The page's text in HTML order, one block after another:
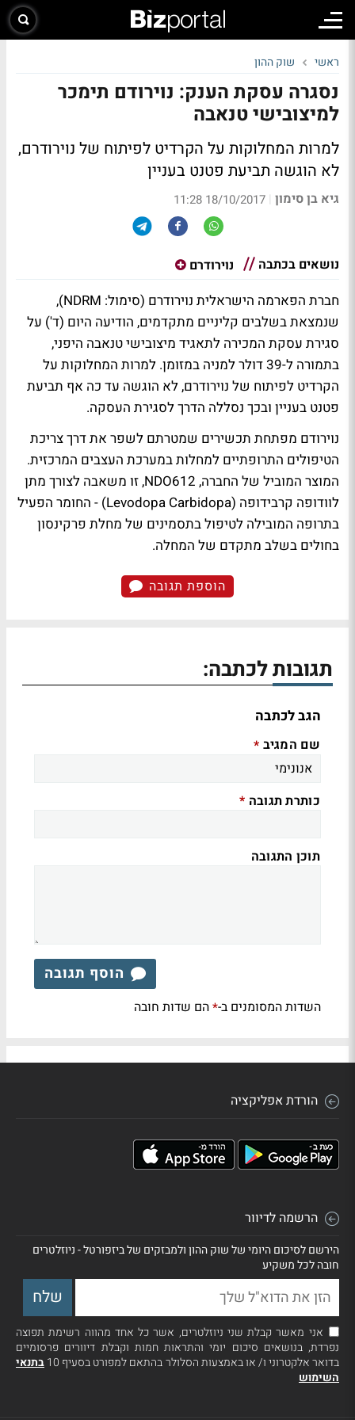
ראשי שוק ההון
נסגרה עסקת הענק: נוירודם תימכר
למיצובישי טנאבה
למרות המחלוקות על הקרדיט לפיתוח של נוירודרם,
לא הוגשה תביעת פטנט בעניין
גיא בן סימון |
18/10/2017 11:28
נושאים בכתבה נוירודרם
חברת הפארמה הישראלית נוירודרם (סימול: NDRM),
שנמצאת בשלבים קליניים מתקדמים, הודיעה היום (ד') על
סגירת עסקת המכירה לתאגיד מיצובישי טנאבה היפני,
בתמורה ל-39 דולר למניה במזומן. למרות המחלוקות על
הקרדיט לפיתוח של נוירודרם, לא הוגשה עד כה אף תביעת
פטנט בעניין ובכך נסללה הדרך לסגירת העסקה.
נוירודם מפתחת תכשירים שמטרתם לשפר את דרך צריכת
הטיפולים התרופתיים למחלות במערכת העצבים המרכזית.
המוצר המוביל של החברה, NDO612, זו משאבה לצורך מתן
לוודופה קרבידופה (Levodopa Carbidopa) - החומר הפעיל
בתרופה המובילה לטיפול בתסמינים של מחלת פרקינסון
בחולים בשלב מתקדם של המחלה.
הוספת תגובה
תגובות לכתבה:
הגב לכתבה
שם המגיב *
כותרת תגובה *
תוכן התגובה
הוסף תגובה
השדות המסומנים ב-*הם שדות חובה
הורדת אפליקציה
הרשמה לדיוור
הירשם לסיכום היומי של שוק ההון ולמבזקים של ביזפורטל - ניוזלטרים
חובה לכל משקיע
אני מאשר קבלת שני ניוזלטרים, אשר כל אחד מהווה רשימת תפוצה
נפרדת, בנושאים סיכום יומי והתראות חמות וקבלת דיוורים פרסומיים
בדואר אלקטרוני ו/ או באמצעות הסלולר בהתאם למפורט בסעיף 10
בתנאי
השימוש